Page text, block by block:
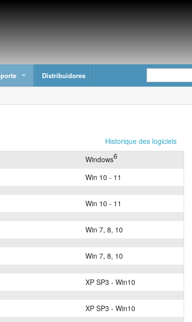
Distribuidores
Historique des logiciels
Windows6
Win 10 - 11
Win 10 - 11
Win 7, 8, 10
Win 7, 8, 10
XP SP3 - Win10
XP SP3 - Win10